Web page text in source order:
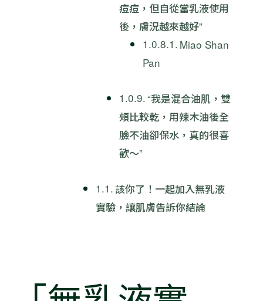
痘痘，但自從當乳液使用
後，膚況越來越好”
Miao Shan
Pan
“我是混合油肌，雙
頰比較乾，用辣木油後全
臉不油卻保水，真的很喜
歡～”
該你了！一起加入無乳液
實驗，讓肌膚告訴你結論